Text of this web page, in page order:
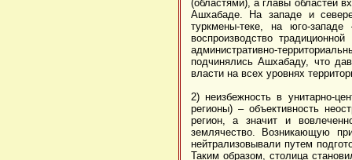
(областями), а главы областей
Ашхабаде. На западе и
туркмены-теке, на юго-
воспроизводство
административно-
подчинялись Ашхабаду, что
власти на всех уровнях
2) неизбежность в унитарно-
регионы) – объективность
регион, а значит и
землячество. Возникающую
нейтрализовывали путем
Таким образом, столица